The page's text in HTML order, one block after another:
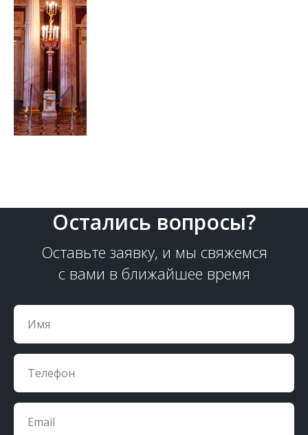
Остались вопросы?
Оставьте заявку, и мы свяжемся
с вами в ближайшее время